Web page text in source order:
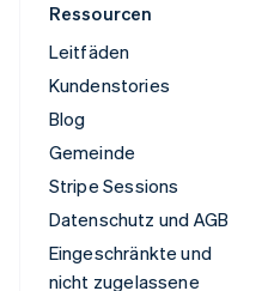
Ressourcen
Leitfäden
Kundenstories
Blog
Gemeinde
Stripe Sessions
Datenschutz und AGB
Eingeschränkte und
nicht zugelassene